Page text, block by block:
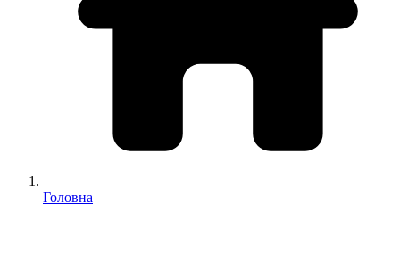
Головна